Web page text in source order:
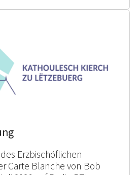
Erzbischöflichen
Carte Blanche von Bob